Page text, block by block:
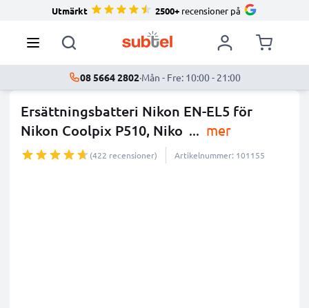
Utmärkt 2500+ recensioner på
08 5664 2802·Mån - Fre: 10:00 - 21:00
Ersättningsbatteri Nikon EN-EL5 för
Nikon Coolpix P510, Niko ... mer
(422 recensioner) Artikelnummer: 101155